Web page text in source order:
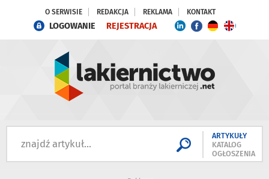
O SERWISIE REDAKCJA REKLAMA KONTAKT
LOGOWANIE REJESTRACJA
ARTYKUŁY
KATALOG
OGŁOSZENIA